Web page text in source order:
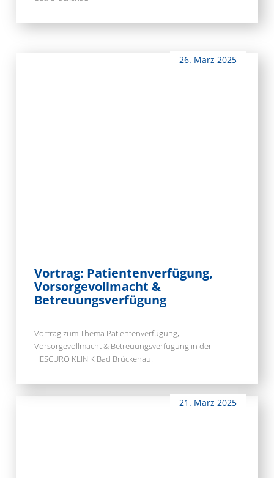
Vortrag: Patientenverfügung,
Vorsorgevollmacht &
Betreuungsverfügung
26. März 2025
Vortrag zum Thema Patientenverfügung,
Vorsorgevollmacht & Betreuungsverfügung in der
HESCURO KLINIK Bad Brückenau.
21. März 2025